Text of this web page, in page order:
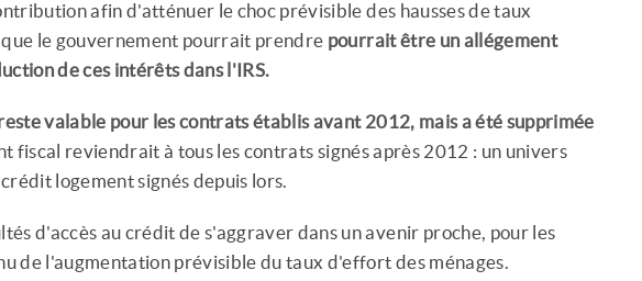
afin d'atténuer le choc prévisible des hausses de taux
le gouvernement pourrait prendre pourrait être un allégement
de ces intérêts dans l'IRS.
valable pour les contrats établis avant 2012, mais a été supprimée
fiscal reviendrait à tous les contrats signés après 2012 : un univers
logement signés depuis lors.
d'accès au crédit de s'aggraver dans un avenir proche, pour les
de l'augmentation prévisible du taux d'effort des ménages.